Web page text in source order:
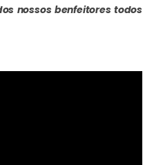
nossos benfeitores todos